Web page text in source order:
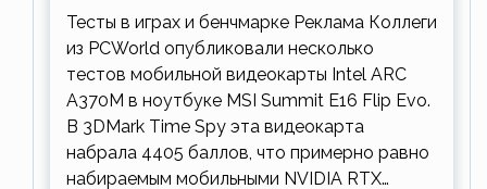
ноутбуков
Тесты в играх и бенчмарке Реклама Коллеги
из PCWorld опубликовали несколько
тестов мобильной видеокарты Intel ARC
A370M в ноутбуке MSI Summit E16 Flip Evo.
В 3DMark Time Spy эта видеокарта
набрала 4405 баллов, что примерно равно
набираемым мобильными NVIDIA RTX…